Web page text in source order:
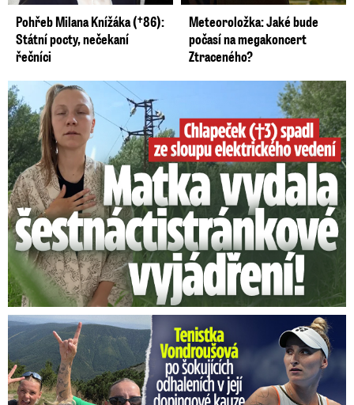
Pohřeb Milana Knížáka (†86):
Státní pocty, nečekaní
řečníci
Meteoroložka: Jaké bude
počasí na megakoncert
Ztraceného?
Smrtelný pád chlapce: Matka vydala vyjádření na 16 stran
Vondroušová po šokujících odhaleních v kauze: Záhadný vzkaz!